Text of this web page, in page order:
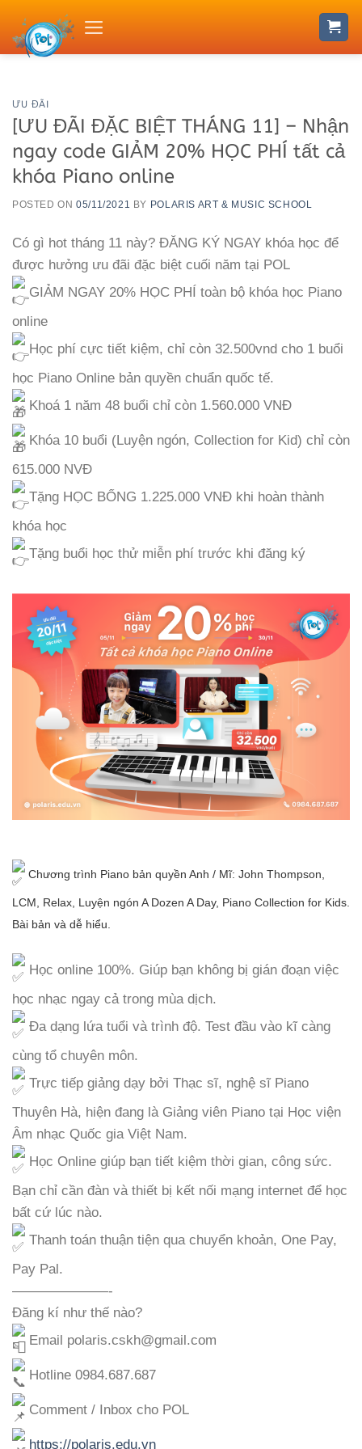
content
ƯU ĐÃI
[ƯU ĐÃI ĐẶC BIỆT THÁNG 11] – Nhận
ngay code GIẢM 20% HỌC PHÍ tất cả
khóa Piano online
POSTED ON05/11/2021 BY POLARIS ART & MUSIC SCHOOL
Có gì hot tháng 11 này? ĐĂNG KÝ NGAY khóa học để
được hưởng ưu đãi đặc biệt cuối năm tại POL
GIẢM NGAY 20% HỌC PHÍ toàn bộ khóa học Piano
online
Học phí cực tiết kiệm, chỉ còn 32.500vnd cho 1 buổi
học Piano Online bản quyền chuẩn quốc tế.
Khoá 1 năm 48 buổi chỉ còn 1.560.000 VNĐ
Khóa 10 buổi (Luyện ngón, Collection for Kid) chỉ còn
615.000 NVĐ
Tặng HỌC BỔNG 1.225.000 VNĐ khi hoàn thành
khóa học
Tặng buổi học thử miễn phí trước khi đăng ký
Chương trình Piano bản quyền Anh / Mĩ: John Thompson,
LCM, Relax, Luyện ngón A Dozen A Day, Piano Collection for Kids.
Bài bản và dễ hiểu.
Học online 100%. Giúp bạn không bị gián đoạn việc
học nhạc ngay cả trong mùa dịch.
Đa dạng lứa tuổi và trình độ. Test đầu vào kĩ càng
cùng tổ chuyên môn.
Trực tiếp giảng dạy bởi Thạc sĩ, nghệ sĩ Piano
Thuyên Hà, hiện đang là Giảng viên Piano tại Học viện
Âm nhạc Quốc gia Việt Nam.
Học Online giúp bạn tiết kiệm thời gian, công sức.
Bạn chỉ cần đàn và thiết bị kết nối mạng internet để học
bất cứ lúc nào.
Thanh toán thuận tiện qua chuyển khoản, One Pay,
Pay Pal.
———————-
Đăng kí như thế nào?
Email polaris.cskh@gmail.com
Hotline 0984.687.687
Comment / Inbox cho POL
https://polaris.edu.vn